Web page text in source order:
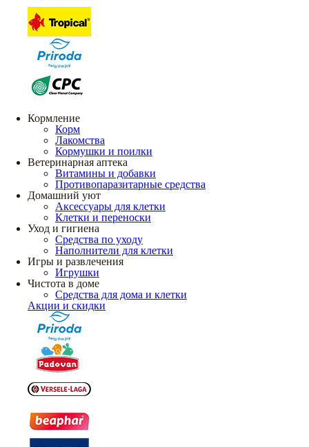
Кормление
Корм
Лакомства
Кормушки и поилки
Ветеринарная аптека
Витамины и добавки
Противопаразитарные средства
Домашний уют
Аксессуары для клетки
Клетки и переноски
Уход и гигиена
Средства по уходу
Наполнители для клетки
Игры и развлечения
Игрушки
Чистота в доме
Средства для дома и клетки
Акции и скидки